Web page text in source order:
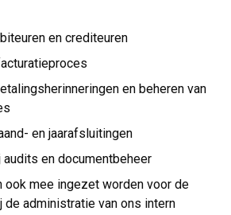
en crediteuren
en beheren van
en jaarafsluitingen
audits en documentbeheer
ook mee ingezet worden voor de
de administratie van ons intern